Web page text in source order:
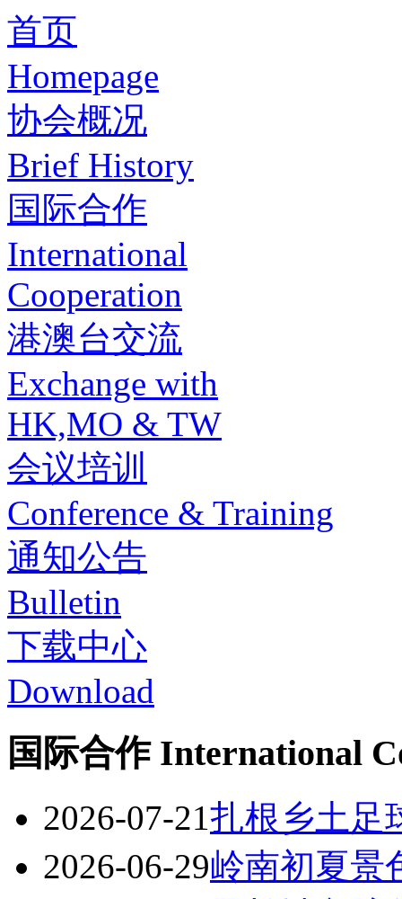
首页
Homepage
协会概况
Brief History
国际合作
International
Cooperation
港澳台交流
Exchange with
HK,MO & TW
会议培训
Conference & Training
通知公告
Bulletin
下载中心
Download
国际合作 International
2026-07-21扎根乡土足
2026-06-29岭南初夏景